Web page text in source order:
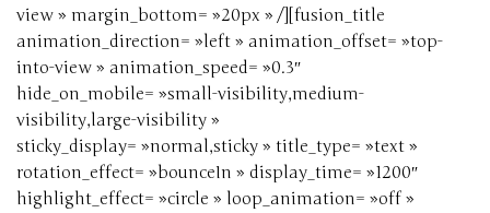
view » margin_bottom= »20px » /][fusion_title
animation_direction= »left » animation_offset= »top-
into-view » animation_speed= »0.3″
hide_on_mobile= »small-visibility,medium-
visibility,large-visibility »
sticky_display= »normal,sticky » title_type= »text »
rotation_effect= »bounceIn » display_time= »1200″
highlight_effect= »circle » loop_animation= »off »